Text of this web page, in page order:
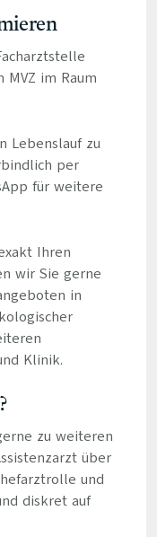
im Raum
Lebenslauf zu
per
für weitere
Ihren
wir Sie gerne
in
Klinik.
zu weiteren
über
und
diskret auf